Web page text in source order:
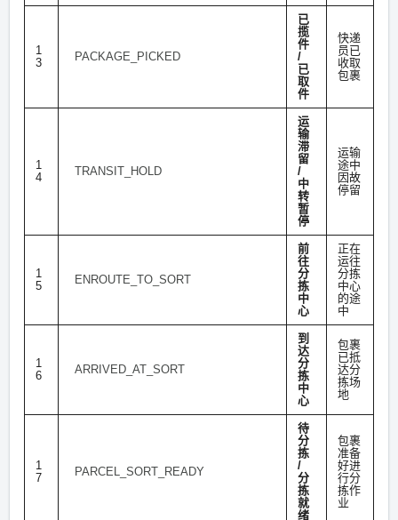
1
3
PACKAGE_PICKED
已
揽
件
/
已
取
件
快递
员已
收取
包裹
1
4
TRANSIT_HOLD
运
输
滞
留
/
中
转
暂
停
运输
途中
因故
停留
1
5
ENROUTE_TO_SORT
前
往
分
拣
中
心
正在
运往
分拣
中心
的途
中
1
6
ARRIVED_AT_SORT
到
达
分
拣
中
心
包裹
已抵
达分
拣场
地
1
7
PARCEL_SORT_READY
待
分
拣
/
分
拣
就
绪
包裹
准备
好进
行分
拣作
业